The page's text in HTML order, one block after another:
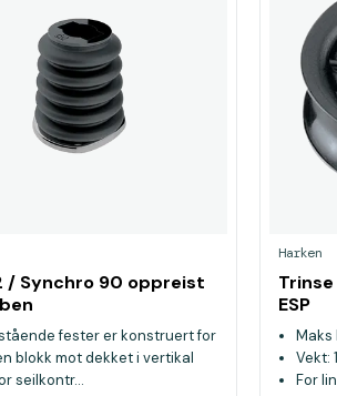
/ Synchro 90 oppreist
fester er konstruert for
blokk mot dekket i vertikal
seilkontr...
Harken
ESP
Maks
Vekt:
For